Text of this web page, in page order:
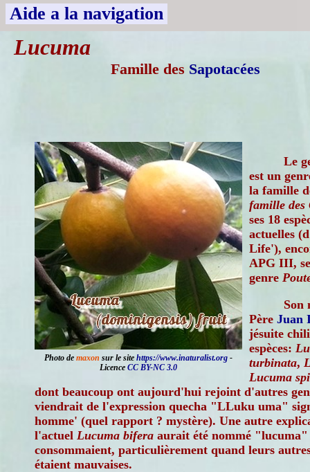
Aide a la navigation
Lucuma
Famille des Sapotacées
Photo de maxon sur le site https://www.inaturalist.org -
Licence CC BY-NC 3.0
Le
est un
la famille
famille des
ses 18
actuelles
Life'),
APG III,
genre
Son
Père Juan
jésuite
espèces:
turbinata,
Lucuma
dont beaucoup ont aujourd'hui rejoint d'autres
viendrait de l'expression quecha "LLuku uma"
homme' (quel rapport ? mystère). Une autre
l'actuel Lucuma bifera aurait été nommé
consommaient, particulièrement quand leurs
étaient mauvaises.